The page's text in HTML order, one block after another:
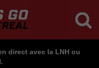
direct avec la LNH ou